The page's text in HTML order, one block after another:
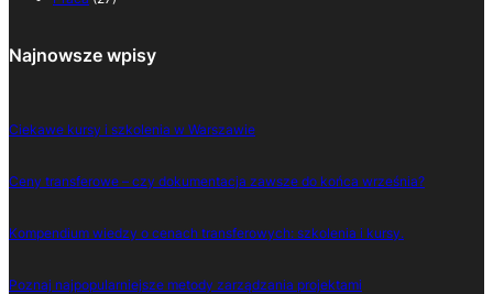
Najnowsze wpisy
Ciekawe kursy i szkolenia w Warszawie
Ceny transferowe – czy dokumentacja zawsze do końca września?
Kompendium wiedzy o cenach transferowych: szkolenia i kursy.
Poznaj najpopularniejsze metody zarządzania projektami